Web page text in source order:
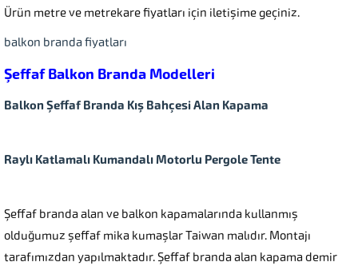
Ürün metre ve metrekare fiyatları için iletişime geçiniz.
balkon branda fiyatları
Şeffaf Balkon Branda Modelleri
Balkon Şeffaf Branda Kış Bahçesi Alan Kapama
Raylı Katlamalı Kumandalı Motorlu Pergole Tente
Şeffaf branda alan ve balkon kapamalarında kullanmış
olduğumuz şeffaf mika kumaşlar Taiwan malıdır. Montajı
tarafımızdan yapılmaktadır. Şeffaf branda alan kapama demir